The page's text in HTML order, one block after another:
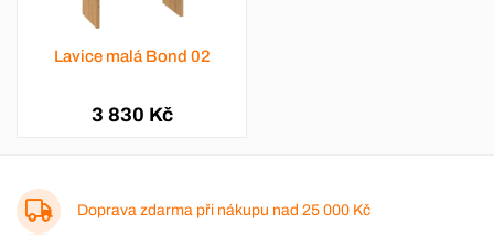
Lavice malá Bond 02
3 830 Kč
Doprava zdarma při nákupu nad 25 000 Kč